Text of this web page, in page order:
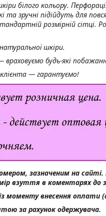
білого кольору.
зручні підійдуть для
розмірній сітці.
шкіри.
будь-які
клієнта — гарантуємо!
зазначеним на сайті.
взуття в коментарях до
моменту внесення оплати
за рахунок одержувача.